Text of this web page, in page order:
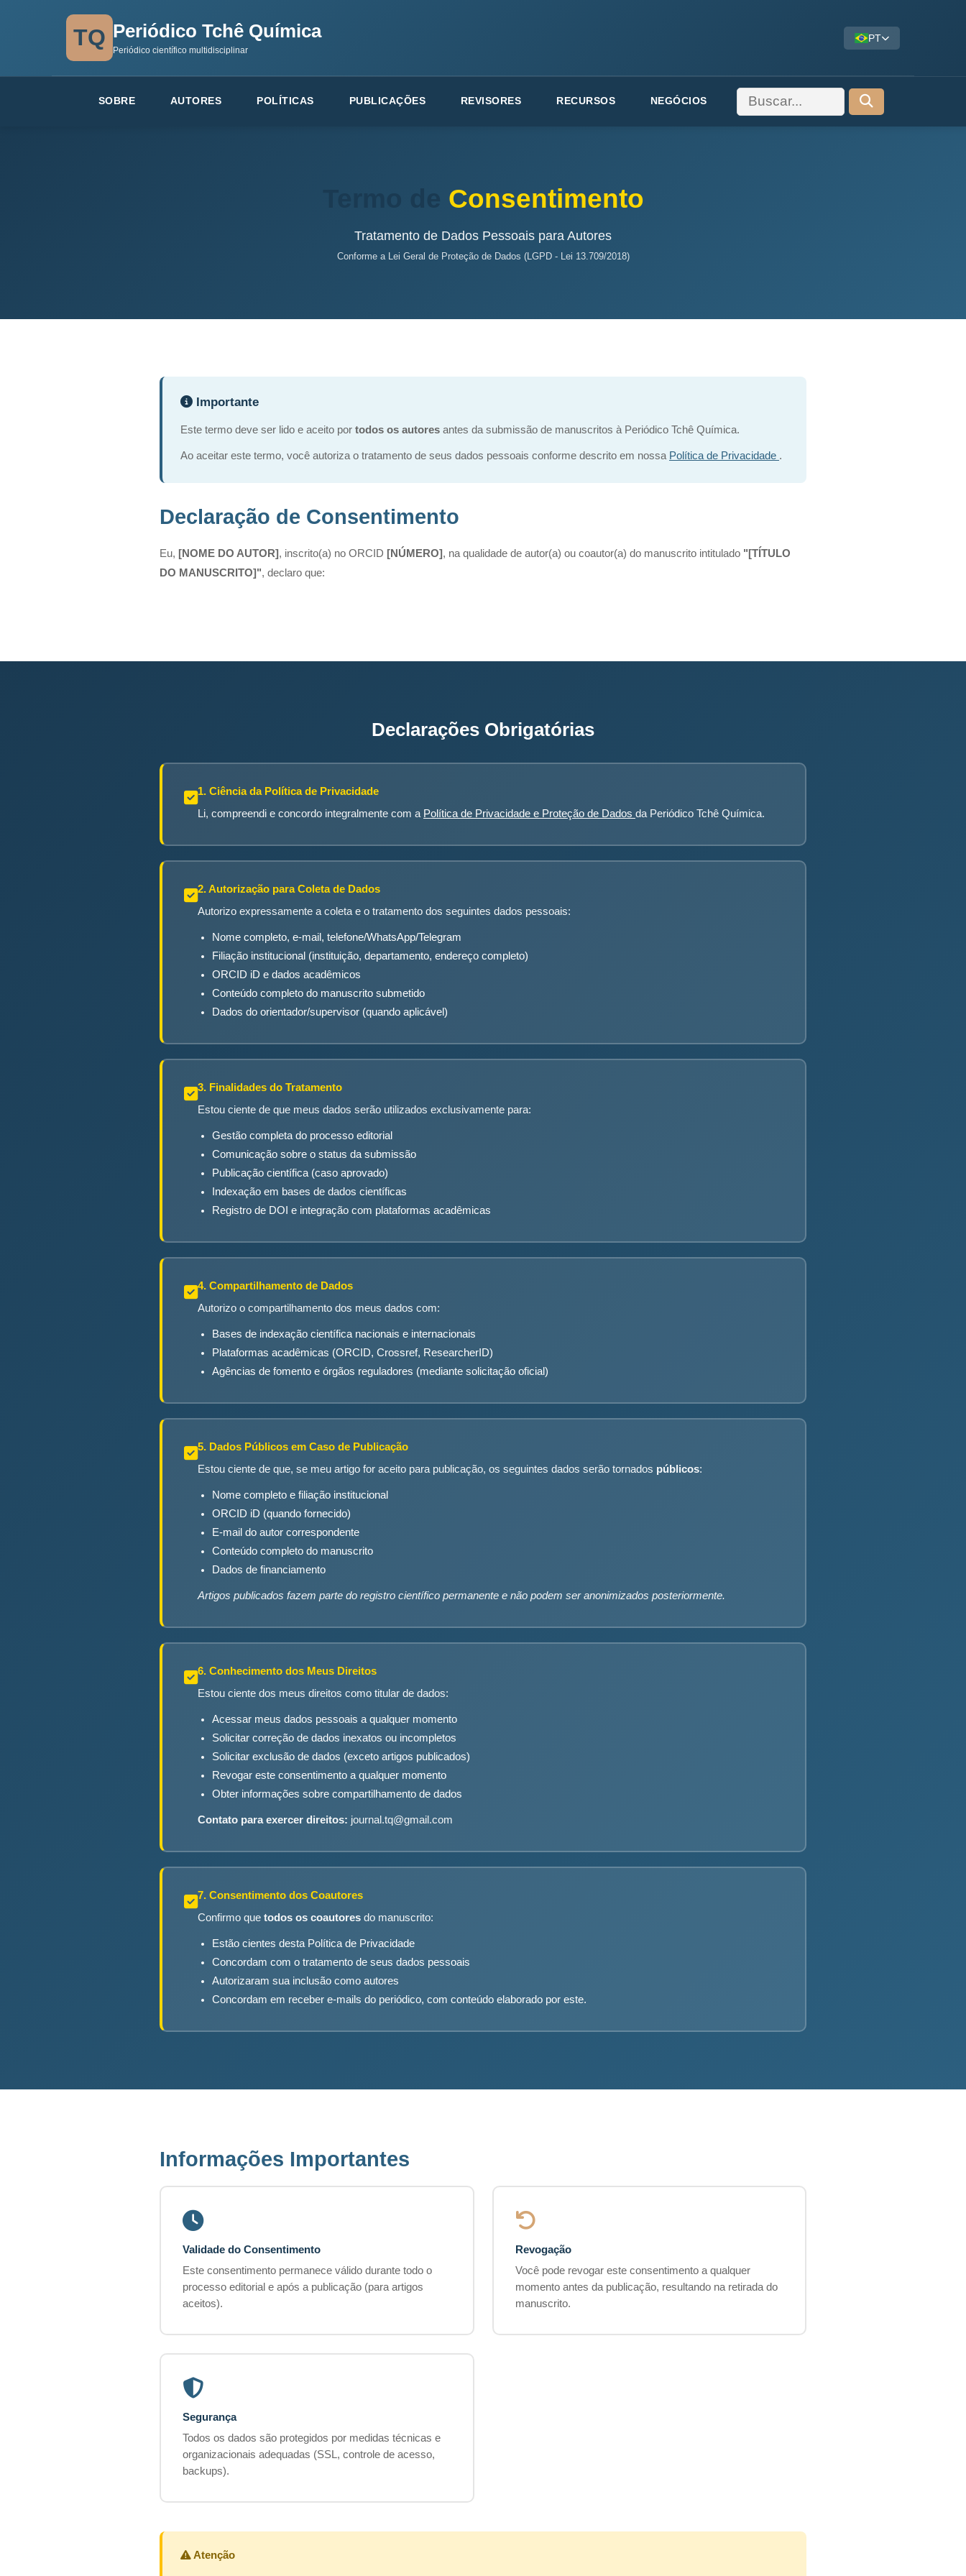
TQ Periódico Tchê Química
Periódico científico multidisciplinar
PT
SOBRE AUTORES POLÍTICAS PUBLICAÇÕES REVISORES RECURSOS NEGÓCIOS
Consentimento
Tratamento de Dados Pessoais para Autores
Conforme a Lei Geral de Proteção de Dados (LGPD - Lei 13.709/2018)
Importante
Este termo deve ser lido e aceito por todos os autores antes da submissão de manuscritos à Periódico Tchê Química.
Ao aceitar este termo, você autoriza o tratamento de seus dados pessoais conforme descrito em nossa Política de Privacidade .
Declaração de Consentimento
Eu, [NOME DO AUTOR], inscrito(a) no ORCID [NÚMERO], na qualidade de autor(a) ou coautor(a) do manuscrito intitulado "[TÍTULO
DO MANUSCRITO]", declaro que:
Declarações Obrigatórias
1. Ciência da Política de Privacidade
Li, compreendi e concordo integralmente com a Política de Privacidade e Proteção de Dados da Periódico Tchê Química.
2. Autorização para Coleta de Dados
Autorizo expressamente a coleta e o tratamento dos seguintes dados pessoais:
Nome completo, e-mail, telefone/WhatsApp/Telegram
Filiação institucional (instituição, departamento, endereço completo)
ORCID iD e dados acadêmicos
Conteúdo completo do manuscrito submetido
Dados do orientador/supervisor (quando aplicável)
3. Finalidades do Tratamento
Estou ciente de que meus dados serão utilizados exclusivamente para:
Gestão completa do processo editorial
Comunicação sobre o status da submissão
Publicação científica (caso aprovado)
Indexação em bases de dados científicas
Registro de DOI e integração com plataformas acadêmicas
4. Compartilhamento de Dados
Autorizo o compartilhamento dos meus dados com:
Bases de indexação científica nacionais e internacionais
Plataformas acadêmicas (ORCID, Crossref, ResearcherID)
Agências de fomento e órgãos reguladores (mediante solicitação oficial)
5. Dados Públicos em Caso de Publicação
Estou ciente de que, se meu artigo for aceito para publicação, os seguintes dados serão tornados públicos:
Nome completo e filiação institucional
ORCID iD (quando fornecido)
E-mail do autor correspondente
Conteúdo completo do manuscrito
Dados de financiamento
Artigos publicados fazem parte do registro científico permanente e não podem ser anonimizados posteriormente.
6. Conhecimento dos Meus Direitos
Estou ciente dos meus direitos como titular de dados:
Acessar meus dados pessoais a qualquer momento
Solicitar correção de dados inexatos ou incompletos
Solicitar exclusão de dados (exceto artigos publicados)
Revogar este consentimento a qualquer momento
Obter informações sobre compartilhamento de dados
Contato para exercer direitos: journal.tq@gmail.com
7. Consentimento dos Coautores
Confirmo que todos os coautores do manuscrito:
Estão cientes desta Política de Privacidade
Concordam com o tratamento de seus dados pessoais
Autorizaram sua inclusão como autores
Concordam em receber e-mails do periódico, com conteúdo elaborado por este.
Informações Importantes
Validade do Consentimento
Este consentimento permanece válido durante todo o
processo editorial e após a publicação (para artigos
aceitos).
Revogação
Você pode revogar este consentimento a qualquer
momento antes da publicação, resultando na retirada do
manuscrito.
Segurança
Todos os dados são protegidos por medidas técnicas e
organizacionais adequadas (SSL, controle de acesso,
backups).
Atenção